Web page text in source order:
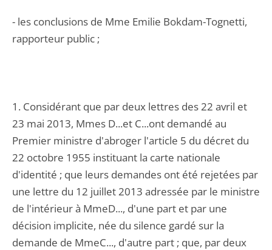
- les conclusions de Mme Emilie Bokdam-Tognetti,
rapporteur public ;
1. Considérant que par deux lettres des 22 avril et
23 mai 2013, Mmes D...et C...ont demandé au
Premier ministre d'abroger l'article 5 du décret du
22 octobre 1955 instituant la carte nationale
d'identité ; que leurs demandes ont été rejetées par
une lettre du 12 juillet 2013 adressée par le ministre
de l'intérieur à MmeD..., d'une part et par une
décision implicite, née du silence gardé sur la
demande de MmeC..., d'autre part ; que, par deux